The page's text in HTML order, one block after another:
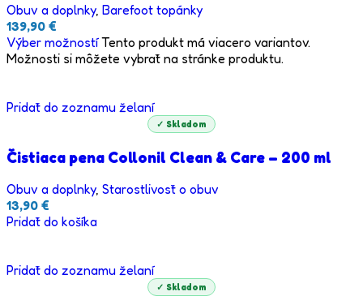
Obuv a doplnky, Barefoot topánky
139,90 €
Výber možností Tento produkt má viacero variantov.
Možnosti si môžete vybrať na stránke produktu.
Pridať do zoznamu želaní
✓ Skladom
Čistiaca pena Collonil Clean & Care – 200 ml
Obuv a doplnky, Starostlivosť o obuv
13,90 €
Pridať do košíka
Pridať do zoznamu želaní
✓ Skladom